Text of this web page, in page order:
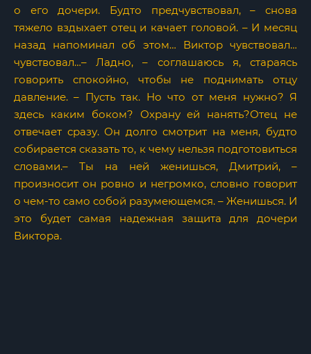
о его дочери. Будто предчувствовал, – снова
тяжело вздыхает отец и качает головой. – И месяц
назад напоминал об этом… Виктор чувствовал…
чувствовал…– Ладно, – соглашаюсь я, стараясь
говорить спокойно, чтобы не поднимать отцу
давление. – Пусть так. Но что от меня нужно? Я
здесь каким боком? Охрану ей нанять?Отец не
отвечает сразу. Он долго смотрит на меня, будто
собирается сказать то, к чему нельзя подготовиться
словами.– Ты на ней женишься, Дмитрий, –
произносит он ровно и негромко, словно говорит
о чем-то само собой разумеющемся. – Женишься. И
это будет самая надежная защита для дочери
Виктора.